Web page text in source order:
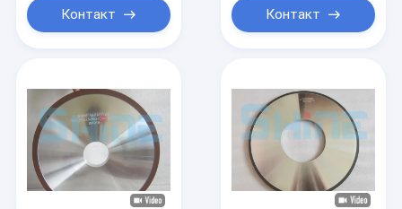
Контакт Контакт